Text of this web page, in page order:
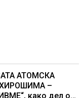
АТОМСКА
–
како дел од